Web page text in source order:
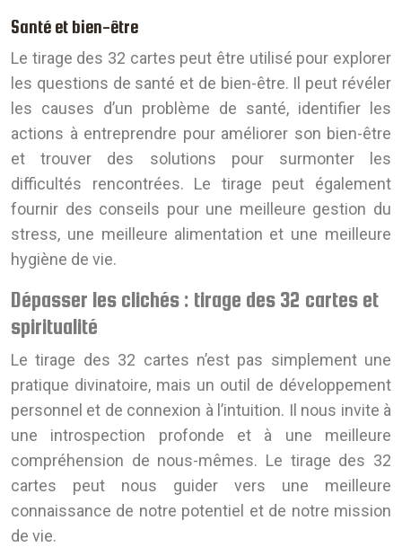
Santé et bien-être
Le tirage des 32 cartes peut être utilisé pour explorer
les questions de santé et de bien-être. Il peut révéler
les causes d’un problème de santé, identifier les
actions à entreprendre pour améliorer son bien-être
et trouver des solutions pour surmonter les
difficultés rencontrées. Le tirage peut également
fournir des conseils pour une meilleure gestion du
stress, une meilleure alimentation et une meilleure
hygiène de vie.
Dépasser les clichés : tirage des 32 cartes et
spiritualité
Le tirage des 32 cartes n’est pas simplement une
pratique divinatoire, mais un outil de développement
personnel et de connexion à l’intuition. Il nous invite à
une introspection profonde et à une meilleure
compréhension de nous-mêmes. Le tirage des 32
cartes peut nous guider vers une meilleure
connaissance de notre potentiel et de notre mission
de vie.